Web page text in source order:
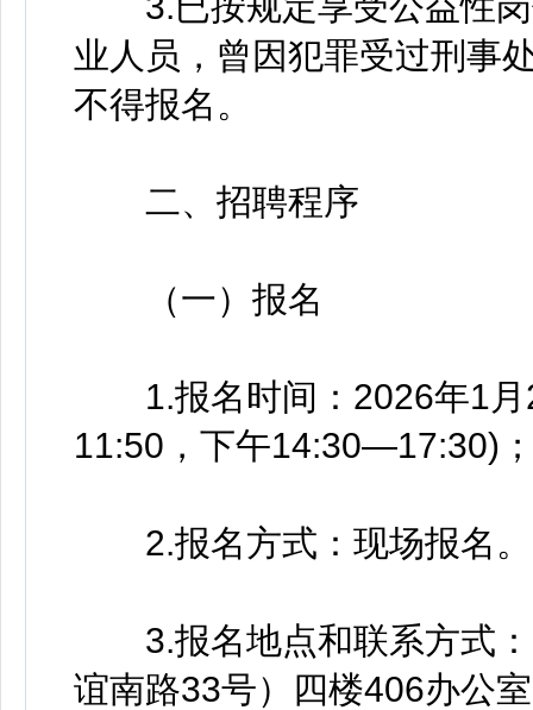
业人员，曾因犯罪受过刑事
不得报名。
二、招聘程序
（一）报名
1.报名时间：2026年1月
11:50，下午14:30—17:30)
2.报名方式：现场报名。
3.报名地点和联系方式：
谊南路33号）四楼406办公